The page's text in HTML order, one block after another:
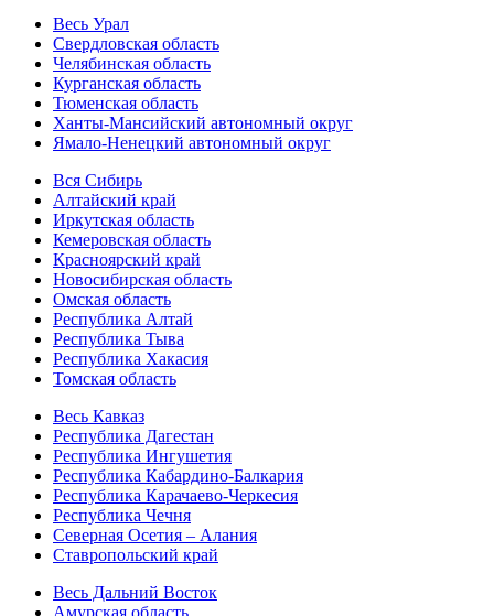
Весь Урал
Свердловская область
Челябинская область
Курганская область
Тюменская область
Ханты-Мансийский автономный округ
Ямало-Ненецкий автономный округ
Вся Сибирь
Алтайский край
Иркутская область
Кемеровская область
Красноярский край
Новосибирская область
Омская область
Республика Алтай
Республика Тыва
Республика Хакасия
Томская область
Весь Кавказ
Республика Дагестан
Республика Ингушетия
Республика Кабардино-Балкария
Республика Карачаево-Черкесия
Республика Чечня
Северная Осетия – Алания
Ставропольский край
Весь Дальний Восток
Амурская область